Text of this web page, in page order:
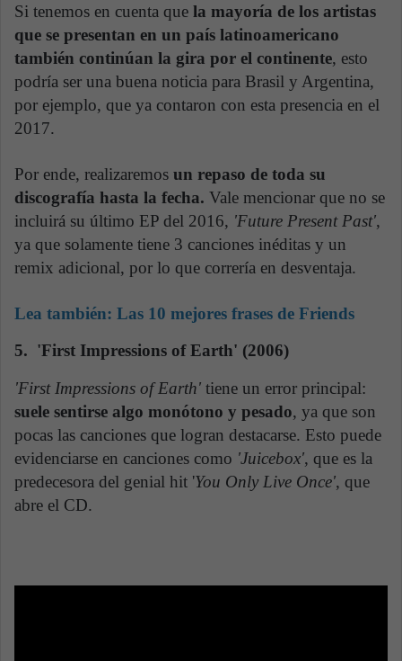
Si tenemos en cuenta que la mayoría de los artistas
que se presentan en un país latinoamericano
también continúan la gira por el continente, esto
podría ser una buena noticia para Brasil y Argentina,
por ejemplo, que ya contaron con esta presencia en el
2017.
Por ende, realizaremos un repaso de toda su
discografía hasta la fecha. Vale mencionar que no se
incluirá su último EP del 2016, 'Future Present Past',
ya que solamente tiene 3 canciones inéditas y un
remix adicional, por lo que correría en desventaja.
Lea también: Las 10 mejores frases de Friends
5. 'First Impressions of Earth' (2006)
'First Impressions of Earth' tiene un error principal:
suele sentirse algo monótono y pesado, ya que son
pocas las canciones que logran destacarse. Esto puede
evidenciarse en canciones como 'Juicebox', que es la
predecesora del genial hit 'You Only Live Once', que
abre el CD.